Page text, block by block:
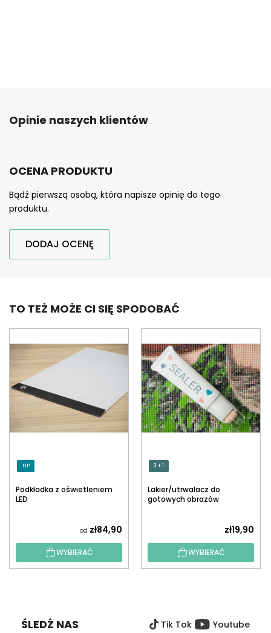
Opinie naszych klientów
OCENA PRODUKTU
Bądź pierwszą osobą, która napisze opinię do tego
produktu.
DODAJ OCENĘ
TO TEŻ MOŻE CI SIĘ SPODOBAĆ
TIP
Podkładka z oświetleniem
LED
od zł84,90
WYBIERAĆ
3 + 1
Lakier/utrwalacz do
gotowych obrazów
zł19,90
WYBIERAĆ
ŚLEDŹ NAS Tik Tok Youtube